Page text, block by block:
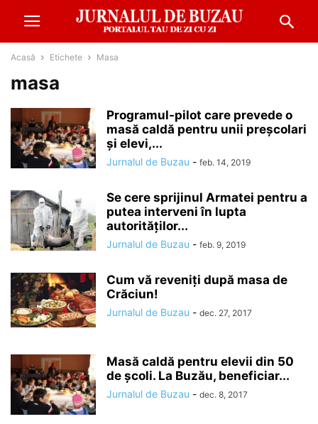
Acasă Etichete Masa
masa
Programul-pilot care prevede o
masă caldă pentru unii preşcolari
şi elevi,...
Jurnalul de Buzau - feb. 14, 2019
Se cere sprijinul Armatei pentru a
putea interveni în lupta
autorităţilor...
Jurnalul de Buzau - feb. 9, 2019
Cum vă reveniţi după masa de
Crăciun!
Jurnalul de Buzau - dec. 27, 2017
Masă caldă pentru elevii din 50
de școli. La Buzău, beneficiar...
Jurnalul de Buzau - dec. 8, 2017